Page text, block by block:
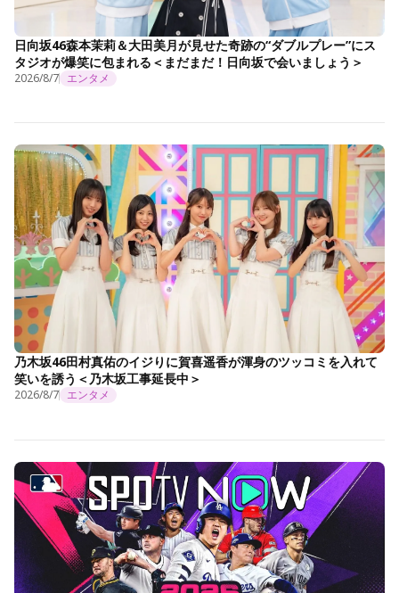
日向坂46森本茉莉＆大田美月が見せた奇跡の“ダブルプレー”にス
タジオが爆笑に包まれる＜まだまだ！日向坂で会いましょう＞
2026/8/7 エンタメ
乃木坂46田村真佑のイジりに賀喜遥香が渾身のツッコミを入れて
笑いを誘う＜乃木坂工事延長中＞
2026/8/7 エンタメ